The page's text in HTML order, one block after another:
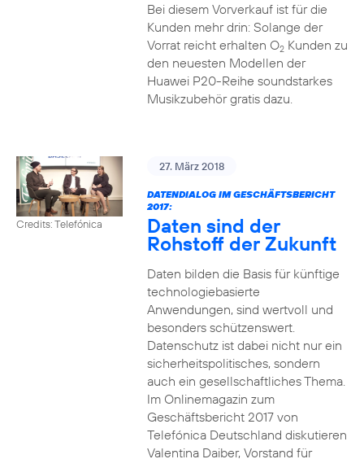
Bei diesem Vorverkauf ist für die
Kunden mehr drin: Solange der
Vorrat reicht erhalten O2Kunden zu
den neuesten Modellen der
Huawei P20-Reihe soundstarkes
Musikzubehör gratis dazu.
Credits: Telefónica
27. März 2018
DATENDIALOG IM GESCHÄFTSBERICHT
2017:
Daten sind der
Rohstoff der Zukunft
Daten bilden die Basis für künftige
technologiebasierte
Anwendungen, sind wertvoll und
besonders schützenswert.
Datenschutz ist dabei nicht nur ein
sicherheitspolitisches, sondern
auch ein gesellschaftliches Thema.
Im Onlinemagazin zum
Geschäftsbericht 2017 von
Telefónica Deutschland diskutieren
Valentina Daiber, Vorstand für